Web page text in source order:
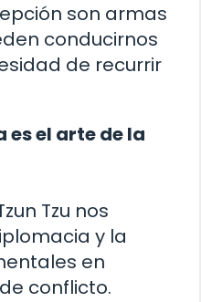
son armas
conducirnos
de recurrir
es el arte de la
Tzu nos
y la
en
conflicto.